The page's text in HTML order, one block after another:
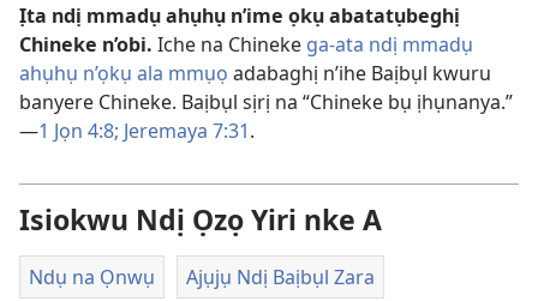
Ịta ndị mmadụ ahụhụ n’ime ọkụ abatatụbeghị
Chineke n’obi. Iche na Chineke ga-ata ndị mmadụ
ahụhụ n’ọkụ ala mmụọ adabaghị n’ihe Baịbụl kwuru
banyere Chineke. Baịbụl sịrị na “Chineke bụ ịhụnanya.”​
—1 Jọn 4:8; Jeremaya 7:​31.
Isiokwu Ndị Ọzọ Yiri nke A
Ndụ na Ọnwụ Ajụjụ Ndị Baịbụl Zara